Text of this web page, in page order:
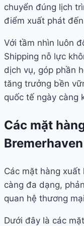
chuyển đúng lịch
điểm xuất phát
Với tầm nhìn luôn
Shipping nỗ lực
dịch vụ, góp phần
tăng trưởng bền
quốc tế ngày càng
Các mặt
Các mặt hàng
càng đa dạng,
quan hệ thương
Dưới đây là các